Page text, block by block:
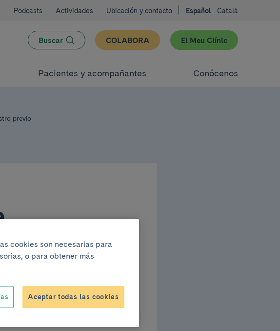
Podcasts Actividades Ubicación y contacto Español Català
Buscar COLABORA El Meu Clínic
Pacientes y acompañantes Conócenos
previo
las
Obert
cookies son necesarias para
o para obtener más
Aceptar todas las cookies